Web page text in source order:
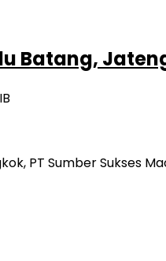
Batang,
PT Sumber Sukses